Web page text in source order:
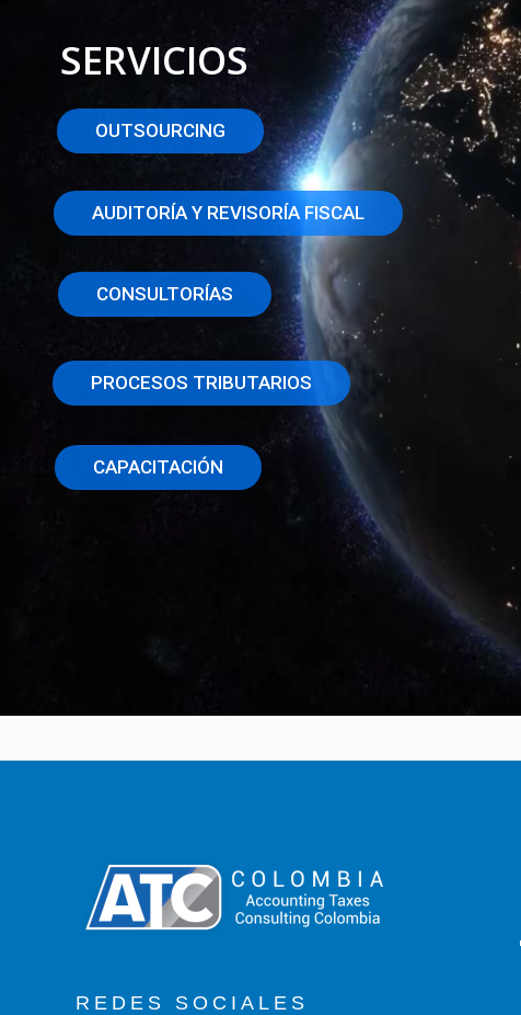
OUTSOURCING
SERVICIOS
AUDITORÍA Y REVISORÍA FISCAL
CONSULTORÍAS
PROCESOS TRIBUTARIOS
CAPACITACIÓN
REDES SOCIALES